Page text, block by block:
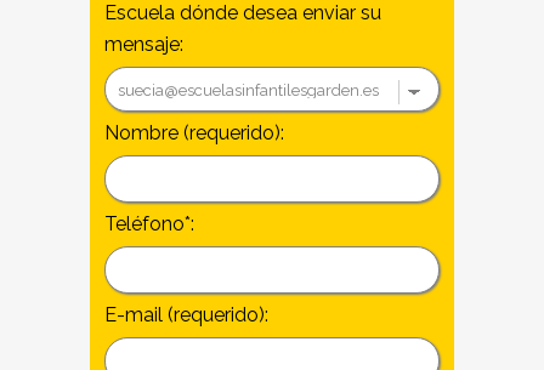
Escuela dónde desea enviar su
mensaje:
Nombre (requerido):
Teléfono*:
E-mail (requerido):